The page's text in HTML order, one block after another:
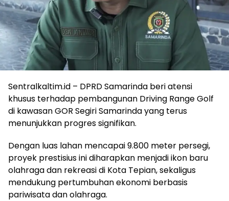
Sentralkaltim.id – DPRD Samarinda beri atensi
khusus terhadap pembangunan Driving Range Golf
di kawasan GOR Segiri Samarinda yang terus
menunjukkan progres signifikan.
Dengan luas lahan mencapai 9.800 meter persegi,
proyek prestisius ini diharapkan menjadi ikon baru
olahraga dan rekreasi di Kota Tepian, sekaligus
mendukung pertumbuhan ekonomi berbasis
pariwisata dan olahraga.